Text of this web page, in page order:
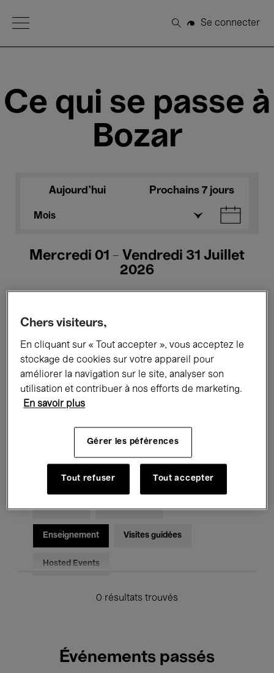
Open Menu
Rechercher
Se connecter
Ce qui se passe à
Bozar
Aujourd'hui Prochains 7 jours
Mois
Mercredi 01 - Vendredi 31 Juillet
2026
Tous les événements Concerts
Expositions Films Performances
Rencontres & Débats
Musique classique Global Music
Musique électronique
Pour tous Kids’ Palace
Enseignement Visites guidées
Hosted Events
0 résultats trouvés
Événements passés
Chers visiteurs,
En cliquant sur « Tout accepter », vous acceptez le
stockage de cookies sur votre appareil pour
améliorer la navigation sur le site, analyser son
utilisation et contribuer à nos efforts de marketing.
En savoir plus
Gérer les péférences
Tout refuser Tout accepter